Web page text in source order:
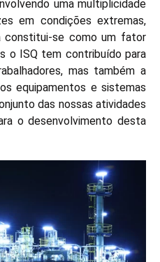
uma multiplicidade
em condições extremas,
constitui-se como um fator
o ISQ tem contribuído para
mas também a
equipamentos e sistemas
das nossas atividades
o desenvolvimento desta